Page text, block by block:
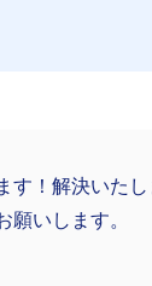
！解決いたし
いします。